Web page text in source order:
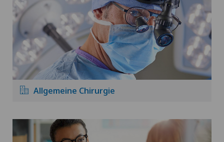
Allgemeine Chirurgie